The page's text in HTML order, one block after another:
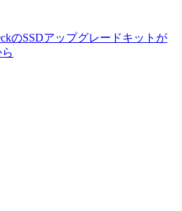
のSSDアップグレードキットが